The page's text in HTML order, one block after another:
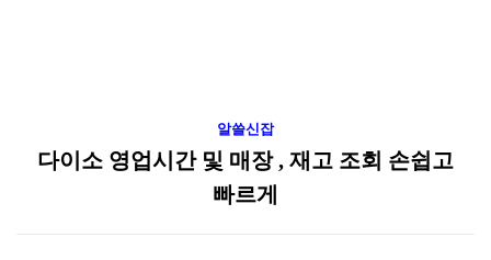
알쓸신잡
다이소 영업시간 및 매장 , 재고 조회 손쉽고
빠르게